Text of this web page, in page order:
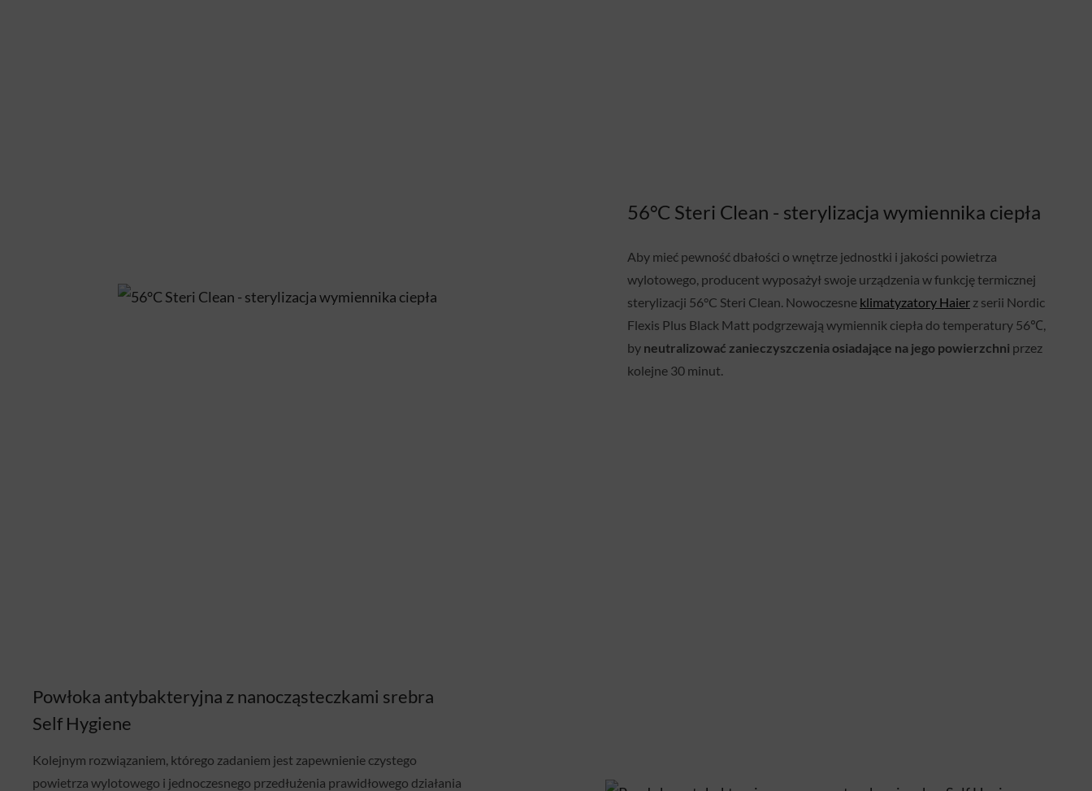
56°C Steri Clean - sterylizacja wymiennika ciepła
Aby mieć pewność dbałości o wnętrze jednostki i jakości powietrza
wylotowego, producent wyposażył swoje urządzenia w funkcję termicznej
sterylizacji 56°C Steri Clean. Nowoczesne klimatyzatory Haier z serii Nordic
Flexis Plus Black Matt podgrzewają wymiennik ciepła do temperatury 56℃,
by neutralizować zanieczyszczenia osiadające na jego powierzchni przez
kolejne 30 minut.
Powłoka antybakteryjna z nanocząsteczkami srebra
Self Hygiene
Kolejnym rozwiązaniem, którego zadaniem jest zapewnienie czystego
powietrza wylotowego i jednoczesnego przedłużenia prawidłowego działania